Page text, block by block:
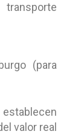
(para
valor real